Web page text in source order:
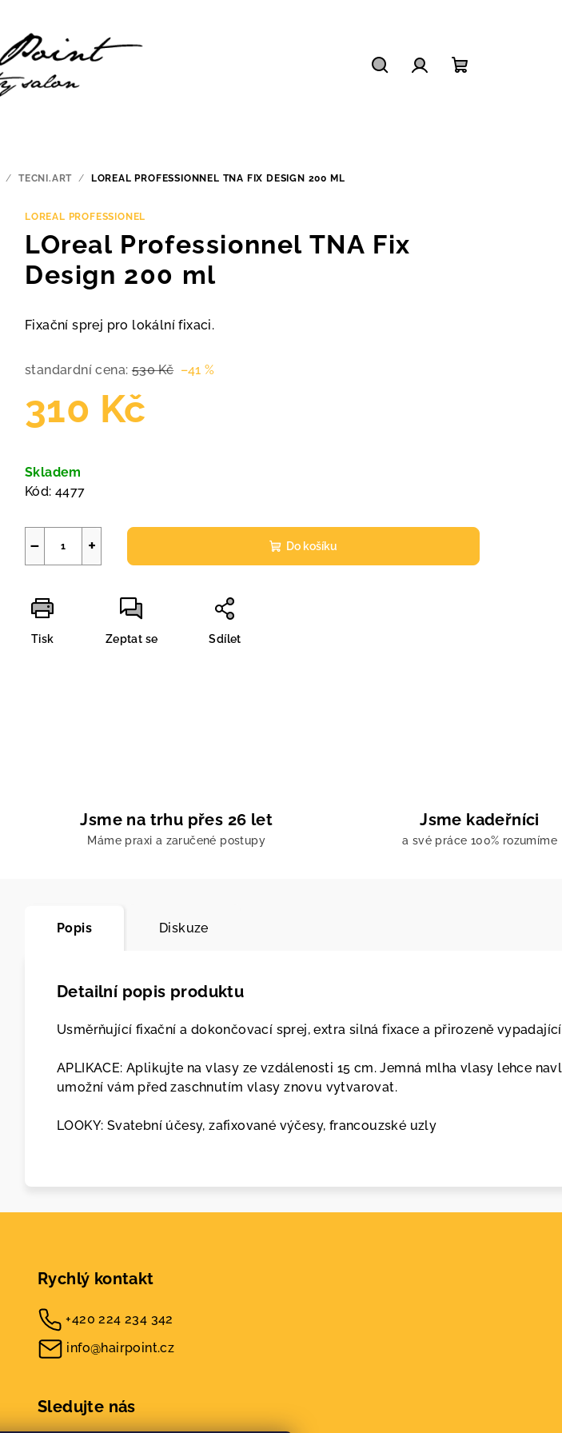
/ TECNI.ART / LOREAL PROFESSIONNEL TNA FIX DESIGN 200 ML
LOREAL PROFESSIONEL
LOreal Professionnel TNA Fix
Design 200 ml
Fixační sprej pro lokální fixaci.
standardní cena: 530 Kč –41 %
310 Kč
cena:
Skladem
Kód: 4477
+
− Do košíku
Tisk Zeptat se Sdílet
Jsme na trhu přes 26 let
Máme praxi a zaručené postupy
Jsme kadeřníci
a své práce 100% rozumíme
Popis Diskuze
Detailní popis produktu
Usměrňující fixační a dokončovací sprej, extra silná fixace a přirozeně
APLIKACE: Aplikujte na vlasy ze vzdálenosti 15 cm. Jemná mlha vlasy lehce
umožní vám před zaschnutím vlasy znovu vytvarovat.
LOOKY: Svatební účesy, zafixované výčesy, francouzské uzly
Rychlý kontakt
+420 224 234 342
info@hairpoint.cz
Sledujte nás